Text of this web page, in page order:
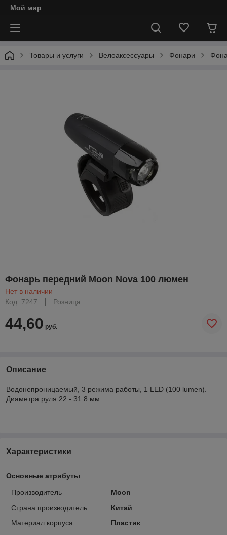
Мой мир
Товары и услуги Велоаксессуары Фонари
Фонарь передний Moon Nova 100 люмен
Нет в наличии
Код: 7247
Розница
44,60 руб.
Описание
Водонепроницаемый, 3 режима работы, 1 LED (100 lumen).
Диаметра руля 22 - 31.8 мм.
Характеристики
Основные атрибуты
Производитель
Moon
Страна производитель
Китай
Материал корпуса
Пластик